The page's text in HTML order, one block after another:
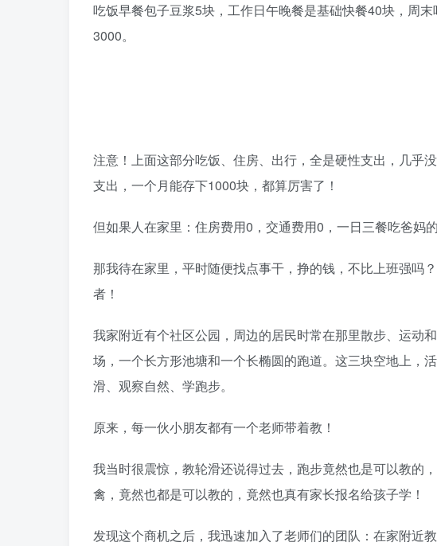
吃饭早餐包子豆浆5块，工作日午晚餐是基础快餐40块，周
3000。
注意！上面这部分吃饭、住房、出行，全是硬性支出，几乎
支出，一个月能存下1000块，都算厉害了！
但如果人在家里：住房费用0，交通费用0，一日三餐吃爸妈
那我待在家里，平时随便找点事干，挣的钱，不比上班强吗
者！
我家附近有个社区公园，周边的居民时常在那里散步、运动
场，一个长方形池塘和一个长椭圆的跑道。这三块空地上，
滑、观察自然、学跑步。
原来，每一伙小朋友都有一个老师带着教！
我当时很震惊，教轮滑还说得过去，跑步竟然也是可以教的
禽，竟然也都是可以教的，竟然也真有家长报名给孩子学！
发现这个商机之后，我迅速加入了老师们的团队：在家附近